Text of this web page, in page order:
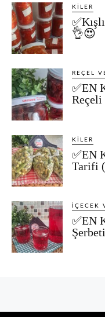
KILER
👌😍
REÇEL
✅EN
KILER
✅EN
Tarifi
İÇECEK
✅EN